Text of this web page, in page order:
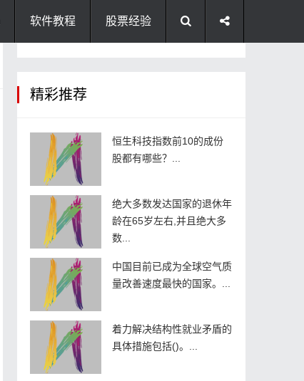
软件教程 股票经验
精彩推荐
恒生科技指数前10的成份
股都有哪些？...
绝大多数发达国家的退休年
龄在65岁左右,并且绝大多
数...
中国目前已成为全球空气质
量改善速度最快的国家。...
着力解决结构性就业矛盾的
具体措施包括()。...